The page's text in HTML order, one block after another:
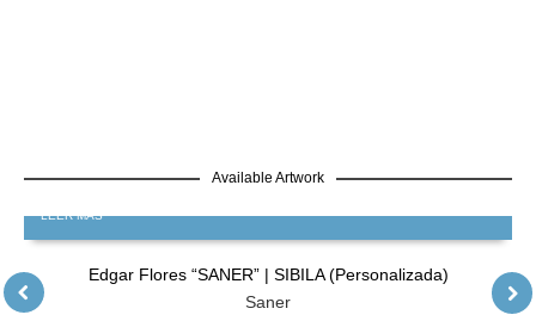
Available Artwork
LEER MÁS
Edgar Flores “SANER” | SIBILA (Personalizada)
Saner